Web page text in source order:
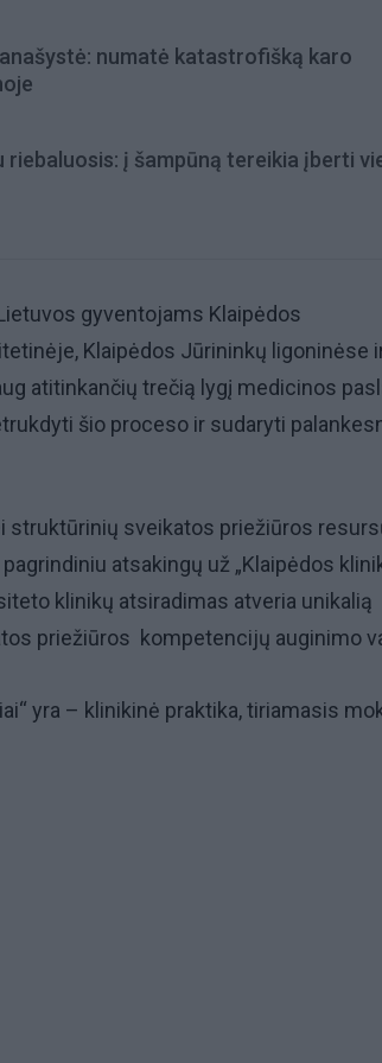
numatė katastrofišką karo
riebaluosis: į šampūną tereikia įberti
gyventojams Klaipėdos
Klaipėdos Jūrininkų ligoninėse
atitinkančių trečią lygį medicinos
šio proceso ir sudaryti
struktūrinių sveikatos priežiūros
atsakingų už „Klaipėdos
klinikų atsiradimas atveria unikalią
priežiūros kompetencijų auginimo
yra – klinikinė praktika, tiriamasis